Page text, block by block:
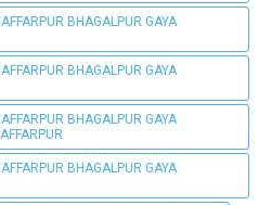
BHAGALPUR GAYA
BHAGALPUR GAYA
BHAGALPUR GAYA
BHAGALPUR GAYA